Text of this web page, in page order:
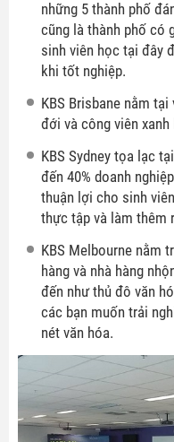
những 5 thành phố
cũng là thành phố có
sinh viên học tại đây
khi tốt nghiệp.
KBS Brisbane nằm
đới và công viên xanh
KBS Sydney tọa lạc
đến 40% doanh
thuận lợi cho sinh
thực tập và làm thêm
KBS Melbourne nằm
hàng và nhà hàng
đến như thủ đô văn
các bạn muốn trải
nét văn hóa.